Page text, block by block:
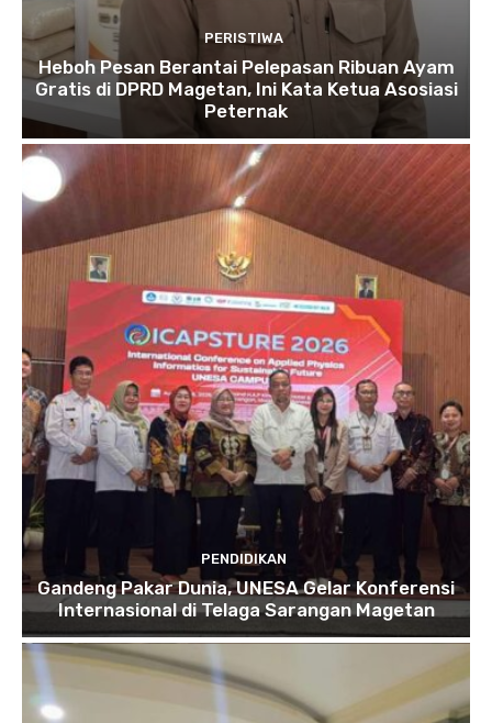
PERISTIWA
Heboh Pesan Berantai Pelepasan Ribuan Ayam
Gratis di DPRD Magetan, Ini Kata Ketua Asosiasi
Peternak
PENDIDIKAN
Gandeng Pakar Dunia, UNESA Gelar Konferensi
Internasional di Telaga Sarangan Magetan